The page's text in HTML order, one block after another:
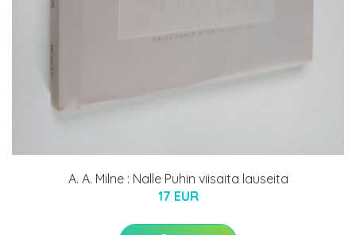
A. A. Milne : Nalle Puhin viisaita lauseita
17 EUR